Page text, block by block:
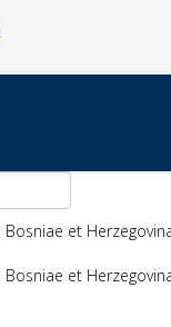
et
et